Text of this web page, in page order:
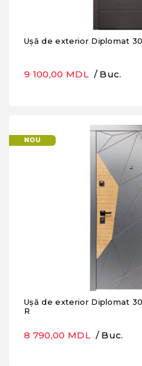
Ușă de exterior Diplomat
9 100,00 MDL / Buc.
NOU
Ușă de exterior Diplomat
R
8 790,00 MDL / Buc.